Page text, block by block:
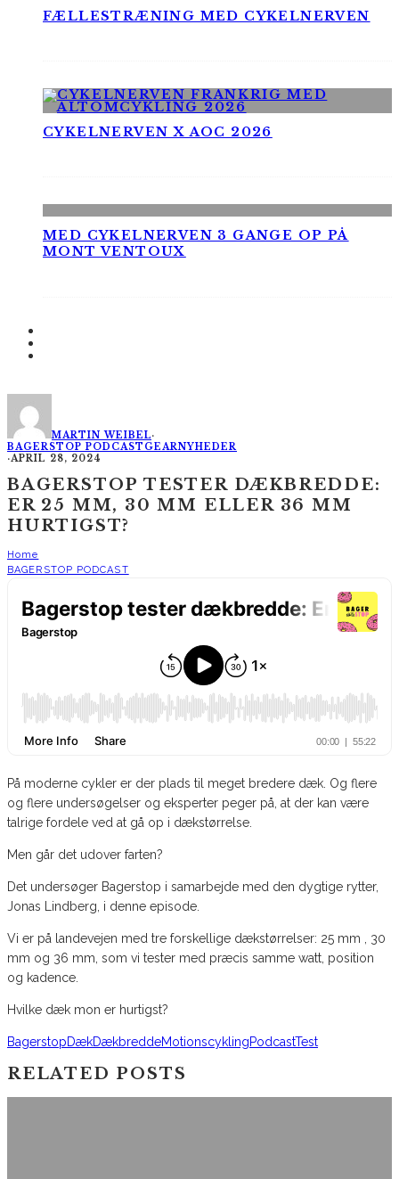
FÆLLESTRÆNING MED CYKELNERVEN
CYKELNERVEN X AOC 2026
MED CYKELNERVEN 3 GANGE OP PÅ
MONT VENTOUX
MARTIN WEIBEL·
BAGERSTOP PODCAST GEARNYHEDER
·APRIL 28, 2024
BAGERSTOP TESTER DÆKBREDDE:
ER 25 MM, 30 MM ELLER 36 MM
HURTIGST?
Home
BAGERSTOP PODCAST
På moderne cykler er der plads til meget bredere dæk. Og flere
og flere undersøgelser og eksperter peger på, at der kan være
talrige fordele ved at gå op i dækstørrelse.
Men går det udover farten?
Det undersøger Bagerstop i samarbejde med den dygtige rytter,
Jonas Lindberg, i denne episode.
Vi er på landevejen med tre forskellige dækstørrelser: 25 mm , 30
mm og 36 mm, som vi tester med præcis samme watt, position
og kadence.
Hvilke dæk mon er hurtigst?
BagerstopDækDækbreddeMotionscyklingPodcastTest
RELATED POSTS